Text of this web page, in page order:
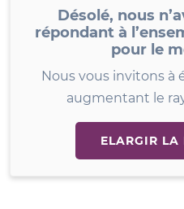
Désolé, nous
répondant à
pour le
Nous vous invitons à
augmentant le
ELARGIR LA